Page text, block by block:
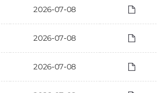
2026-07-08
2026-07-08
2026-07-08